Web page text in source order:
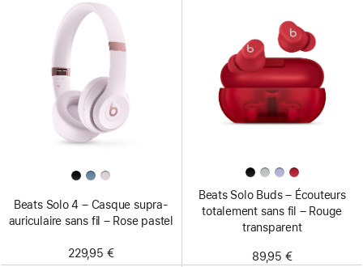
Beats Solo 4 – Casque supra-
auriculaire sans fil – Rose pastel
229,95 €
Beats Solo Buds – Écouteurs
totalement sans fil – Rouge
transparent
89,95 €